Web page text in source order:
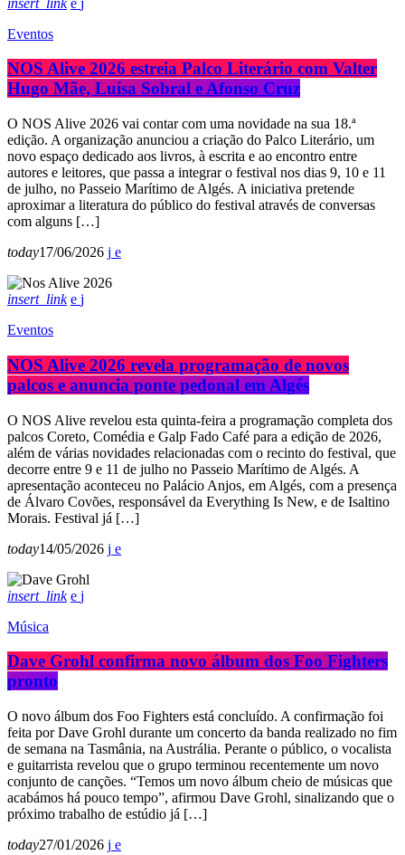
Eventos
NOS Alive 2026 estreia Palco Literário com Valter
Hugo Mãe, Luísa Sobral e Afonso Cruz
O NOS Alive 2026 vai contar com uma novidade na sua 18.ª
edição. A organização anunciou a criação do Palco Literário, um
novo espaço dedicado aos livros, à escrita e ao encontro entre
autores e leitores, que passa a integrar o festival nos dias 9, 10 e 11
de julho, no Passeio Marítimo de Algés. A iniciativa pretende
aproximar a literatura do público do festival através de conversas
com alguns […]
today17/06/2026
insert_link
Eventos
NOS Alive 2026 revela programação de novos
palcos e anuncia ponte pedonal em Algés
O NOS Alive revelou esta quinta-feira a programação completa dos
palcos Coreto, Comédia e Galp Fado Café para a edição de 2026,
além de várias novidades relacionadas com o recinto do festival, que
decorre entre 9 e 11 de julho no Passeio Marítimo de Algés. A
apresentação aconteceu no Palácio Anjos, em Algés, com a presença
de Álvaro Covões, responsável da Everything Is New, e de Isaltino
Morais. Festival já […]
today14/05/2026
insert_link
Música
Dave Grohl confirma novo álbum dos Foo Fighters
pronto
O novo álbum dos Foo Fighters está concluído. A confirmação foi
feita por Dave Grohl durante um concerto da banda realizado no fim
de semana na Tasmânia, na Austrália. Perante o público, o vocalista
e guitarrista revelou que o grupo terminou recentemente um novo
conjunto de canções. “Temos um novo álbum cheio de músicas que
acabámos há pouco tempo”, afirmou Dave Grohl, sinalizando que o
próximo trabalho de estúdio já […]
today27/01/2026